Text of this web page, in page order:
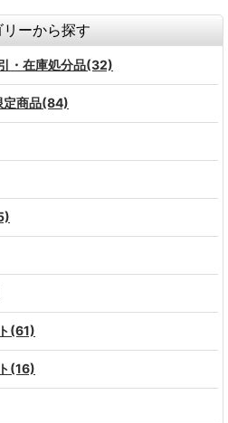
リーから探す
・在庫処分品(32)
定商品(84)
(61)
(16)